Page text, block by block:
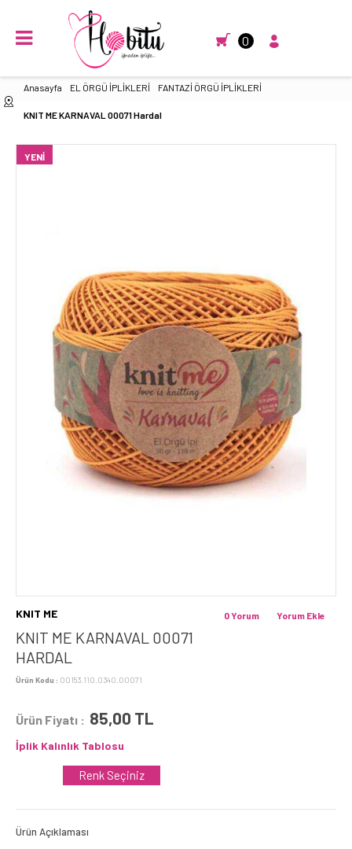
0
Anasayfa EL ÖRGÜ İPLİKLERİ FANTAZİ ÖRGÜ İPLİKLERİ
KNIT ME KARNAVAL 00071 Hardal
YENI
KNIT ME
KNIT ME KARNAVAL 00071
HARDAL
Ürün Kodu : 00153.110.0340.00071
Yorum Ekle
0 Yorum
Ürün Fiyatı : 85,00 TL
İplik Kalınlık Tablosu
Renk Seçiniz
Ürün Açıklaması